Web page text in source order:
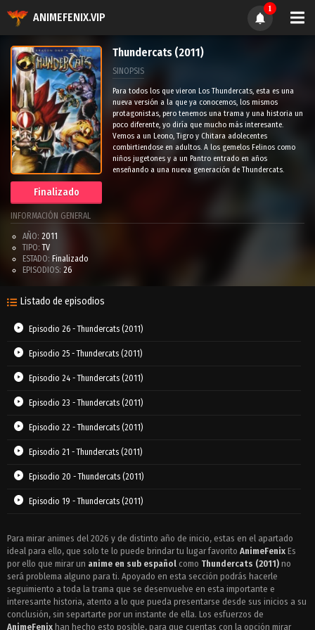
ANIMEFENIX.VIP
1
Finalizado
Thundercats (2011)
SINOPSIS
Para todos los que vieron Los Thundercats, esta es una
nueva versión a la que ya conocemos, los mismos
protagonistas, pero tenemos una trama y una historia un
poco diferente, yo diría que mucho más interesante.
Vemos a un Leono, Tigro y Chitara adolecentes
combirtiendose en adultos. A los gemelos Felinos como
niños jugetones y a un Pantro entrado en años
enseñando a una nueva generación de Thundercats.
INFORMACIÓN GENERAL
AÑO: 2011
TIPO: TV
ESTADO: Finalizado
EPISODIOS: 26
Listado de episodios
Episodio 26 - Thundercats (2011)
Episodio 25 - Thundercats (2011)
Episodio 24 - Thundercats (2011)
Episodio 23 - Thundercats (2011)
Episodio 22 - Thundercats (2011)
Episodio 21 - Thundercats (2011)
Episodio 20 - Thundercats (2011)
Episodio 19 - Thundercats (2011)
Episodio 17 - Thundercats (2011)
Episodio 16 - Thundercats (2011)
Episodio 15 - Thundercats (2011)
Episodio 14 - Thundercats (2011)
Para mirar animes del 2026 y de distinto año de inicio, estas en el apartado
ideal para ello, que solo te lo puede brindar tu lugar favorito AnimeFenix Es
por ello que mirar un anime en sub español como Thundercats (2011) no
será problema alguno para ti. Apoyado en esta sección podrás hacerle
seguimiento a toda la trama que se desenvuelve en esta importante e
interesante historia, atento a lo que pueda presentarse desde sus inicios a su
conclusión, sin separtarte por un instante de ella. Los esfuerzos de
AnimeFenix han hecho esto posible, para que cuentas con la opción mirar